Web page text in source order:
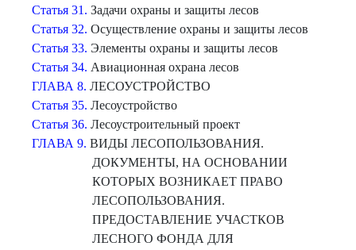
Статья 31. Задачи охраны и защиты лесов
Статья 32. Осуществление охраны и защиты лесов
Статья 33. Элементы охраны и защиты лесов
Статья 34. Авиационная охрана лесов
ГЛАВА 8. ЛЕСОУСТРОЙСТВО
Статья 35. Лесоустройство
Статья 36. Лесоустроительный проект
ГЛАВА 9. ВИДЫ ЛЕСОПОЛЬЗОВАНИЯ.
ДОКУМЕНТЫ, НА ОСНОВАНИИ
КОТОРЫХ ВОЗНИКАЕТ ПРАВО
ЛЕСОПОЛЬЗОВАНИЯ.
ПРЕДОСТАВЛЕНИЕ УЧАСТКОВ
ЛЕСНОГО ФОНДА ДЛЯ